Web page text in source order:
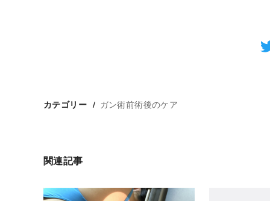
カテゴリー ガン術前術後のケア
関連記事